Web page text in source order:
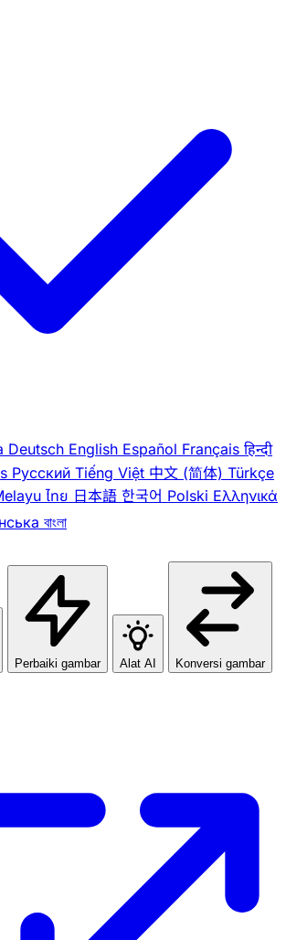
Deutsch English Español Français हिन्दी
Pусский Tiếng Việt 中文 (简体) Türkçe
ไทย 日本語 한국어 Polski Ελληνικά
বাংলা
Perbaiki gambar Alat AI Konversi gambar